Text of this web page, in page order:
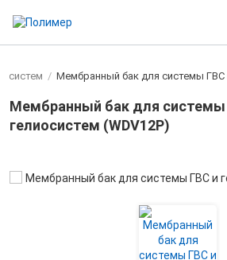
/ Мембранный бак для системы ГВС
Мембранный бак для системы
гелиосистем (WDV12P)